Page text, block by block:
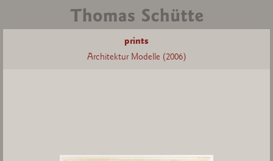
prints
Architektur Modelle (2006)